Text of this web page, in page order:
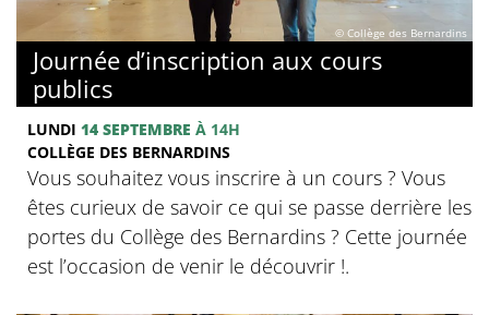
© Collège des Bernardins
Journée d’inscription aux cours
publics
LUNDI 14 SEPTEMBRE À 14H
COLLÈGE DES BERNARDINS
Vous souhaitez vous inscrire à un cours ? Vous
êtes curieux de savoir ce qui se passe derrière les
portes du Collège des Bernardins ? Cette journée
est l’occasion de venir le découvrir !.